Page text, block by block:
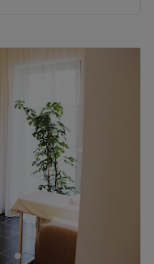
09:00–22:00
09:00
09:00–
09:00–
inBrugge
pedicures,
en